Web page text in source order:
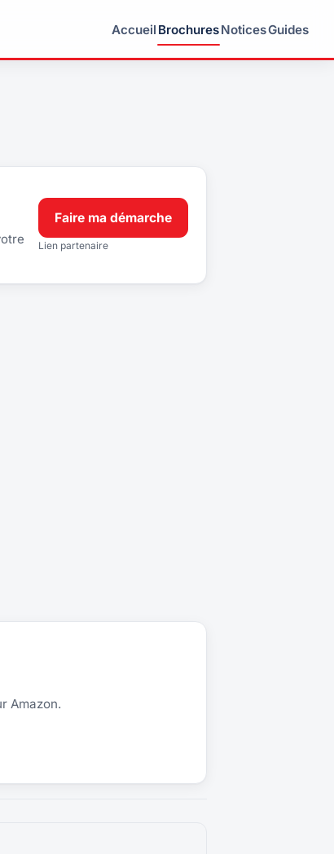
Accueil BrochuresNoticesGuides
Faire ma démarche
Lien partenaire
Amazon.